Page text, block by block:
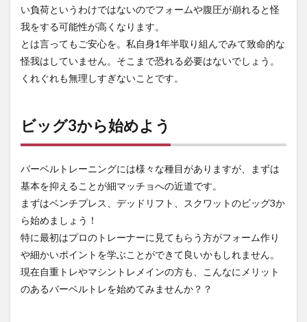
い負荷というわけではないのでフォームや腹圧が崩れると怪
我をする可能性が高くなります。
とは言ってもご安心を。私自身1年半取り組んでみて致命的な
怪我はしていません。そこまで恐れる必要はないでしょう。
くれぐれも無理しすぎないことです。
ビッグ3から始めよう
バーベルトレーニングには様々な種目がありますが、まずは
基本を抑えることが細マッチョへの近道です。
まずはベンチプレス、デッドリフト、スクワットのビッグ3か
ら始めましょう！
特に最初はプロのトレーナーに見てもらう方がフォーム作り
や細かいポイントを学ぶことができて良いかもしれません。
現在自重トレやマシントレメインの方も、こんなにメリット
のあるバーベルトレを始めてみませんか？？